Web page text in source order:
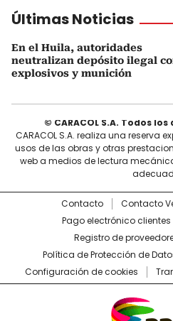
Últimas Noticias
En el Huila, autoridades
neutralizan depósito ilegal
explosivos y munición
© CARACOL S.A. Todos
CARACOL S.A. realiza una reserva
usos de las obras y otras
web a medios de lectura
Contacto Contacto
Pago electrónico clientes
Registro de
Política de Protección de
Configuración de cookies